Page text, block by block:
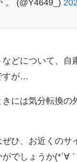
。 (@Y4649_)
どについて、自
すが…
には気分転換の
ひ、お近くのサ
でしょうか(*´∀